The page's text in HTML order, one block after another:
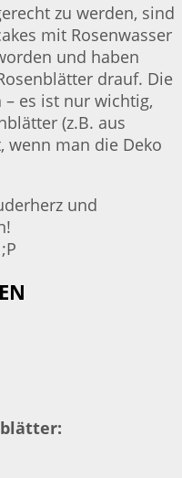
zu werden, sind
mit Rosenwasser
und haben
drauf. Die
es ist nur wichtig,
(z.B. aus
wenn man die Deko
und